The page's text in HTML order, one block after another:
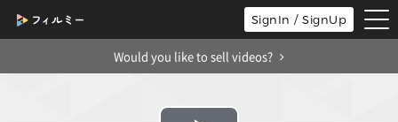
SignIn / SignUp
Would you like to sell videos?